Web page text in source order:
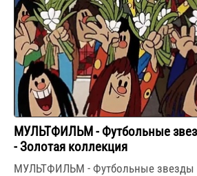
МУЛЬТФИЛЬМ - Футбольные
- Золотая коллекция
МУЛЬТФИЛЬМ - Футбольные звезды